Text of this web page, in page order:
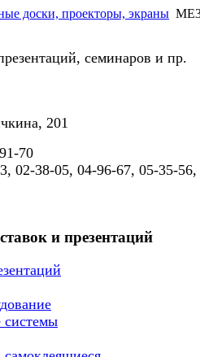
доски, проекторы, экраны
семинаров и пр.
201
70
02-38-05, 04-96-67, 05-35-56,
и презентаций
системы